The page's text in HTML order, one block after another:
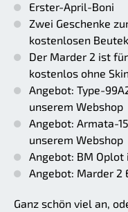
Erster-April-Boni
Zwei Geschenke
kostenlosen
Der Marder 2 ist
kostenlos ohne
Angebot: Type-
unserem Webshop
Angebot: Armata-
unserem Webshop
Angebot: BM
Angebot: Marder 2
Ganz schön viel an,